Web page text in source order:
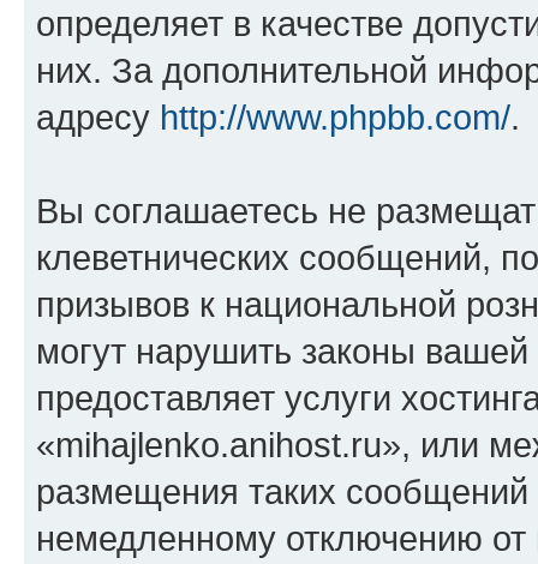
определяет в качестве
них. За дополнительной
адресу http://www.phpbb.com/.
Вы соглашаетесь не
клеветнических сообщений,
призывов к национальной
могут нарушить законы
предоставляет услуги
«mihajlenko.anihost.ru», или
размещения таких
немедленному отключению